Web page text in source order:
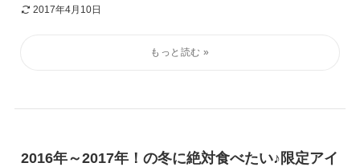
2017年4月10日
2016年～2017年！の冬に絶対食べたい♪限定アイ